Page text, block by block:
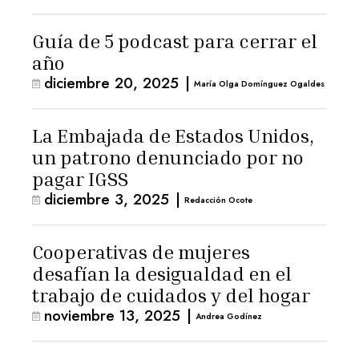
Guía de 5 podcast para cerrar el
año
diciembre 20, 2025 | María Olga Domínguez Ogaldes
La Embajada de Estados Unidos,
un patrono denunciado por no
pagar IGSS
diciembre 3, 2025 | Redacción Ocote
Cooperativas de mujeres
desafían la desigualdad en el
trabajo de cuidados y del hogar
noviembre 13, 2025 | Andrea Godínez